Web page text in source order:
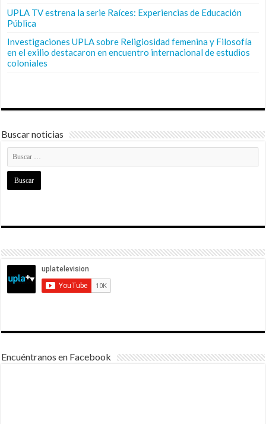
UPLA TV estrena la serie Raíces: Experiencias de Educación
Pública
Investigaciones UPLA sobre Religiosidad femenina y Filosofía
en el exilio destacaron en encuentro internacional de estudios
coloniales
Buscar noticias
Encuéntranos en Facebook